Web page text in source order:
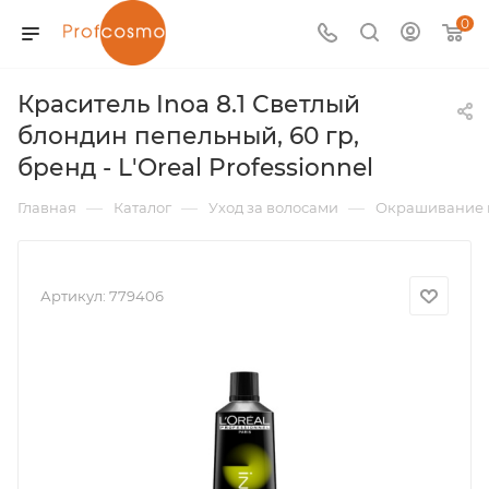
0
Краситель Inoa 8.1 Светлый
блондин пепельный, 60 гр,
бренд - L'Oreal Professionnel
Главная — Каталог — Уход за волосами — Окрашивание
Артикул: 779406